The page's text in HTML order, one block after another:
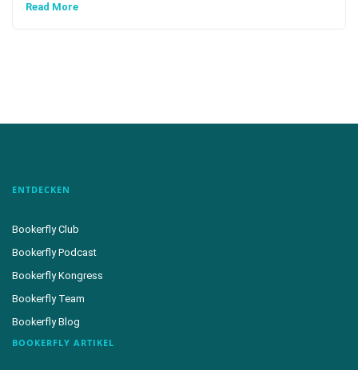
Read More
ENTDECKEN
Bookerfly Club
Bookerfly Podcast
Bookerfly Kongress
Bookerfly Team
Bookerfly Blog
BOOKERFLY ARTIKEL